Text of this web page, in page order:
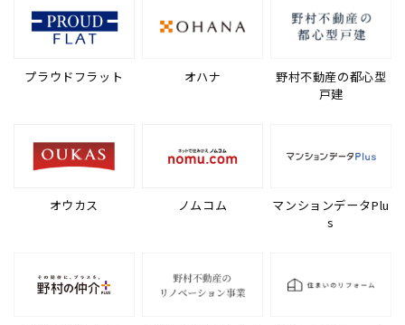
プラウドフラット オハナ
野村不動産の都心型
戸建
オウカス ノムコム
マンションデータPlu
s